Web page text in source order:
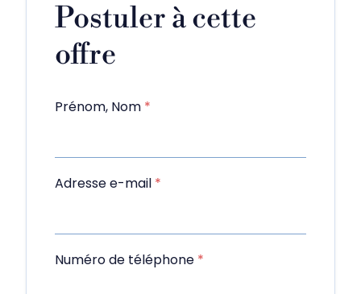
Postuler à cette
offre
Prénom, Nom *
Adresse e-mail *
Numéro de téléphone *